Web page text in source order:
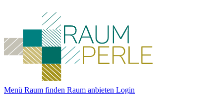
Menü Raum finden Raum anbieten Login